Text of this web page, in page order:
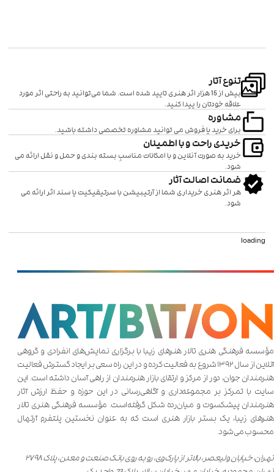
تنوع آتار
بیش از 15 هزار اثر هنری تایید شده است. شما می‌توانید به راحتی اثر مورد
علاقه خودتان را پیدا کنید.
مشاوره
برای خرید یا فروش می توانید مشاوره تخصصی داشته باشید.
خریدی راحت و با اطمینان
خرید به صورت آنلاین و با امکانات مناسبِ بسته بندی و حمل و نقل ارائه می
شود.
ضمانت اصالت آثار
هر اثر هنری خریداری شما از آرتیبیشن با سرتیفیکیت یا سند اثر ارائه می
شود.
loading
مؤسسه فرهنگی هنری تالار هنر‌های زیبا با برگزاری نمایش‌های انفرادی و گروهی
آنلاین از سال ۱۳۹۲ شروع به فعالیت کرده و در این راه سعی بر ایجاد گسترش فعالیت
هنرمندان جوان، دور از مرکز و ارتقای بازار هنرمندان از راهی آسان داشته است. این
سایت با تمرکز بر مجموعه‌داری و آگاهی‌رسانی در این حوزه و حفظ ارزش آثار
هنرمندان پیشکسوت و میان‌رده شکل گرفته‌است. مؤسسه فرهنگی هنری تالار
هنر‌های زیبا، یک بستر بازار هنری است که به عنوان نخستین پلتفرم آرتهال
محسوب می‌شود.
تهران، خیابان ولیعصر، بالاتر از پارک‌وی، رو به روی بانک صنعت و معدن، پلاک ۲۷۹۸